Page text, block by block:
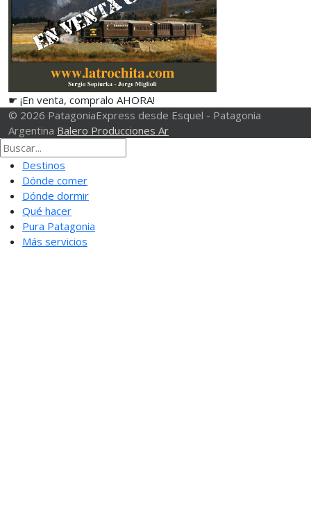
☛ ¡En venta, compralo AHORA!
© 2026 PatagoniaExpress desde Esquel - Patagonia
Argentina Balero Producciones Ar
Destinos
Dónde comer
Dónde dormir
Qué hacer
Pura Patagonia
Más servicios